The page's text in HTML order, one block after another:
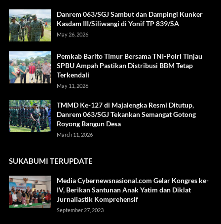
Danrem 063/SGJ Sambut dan Dampingi Kunker
Kasdam III/Siliwangi di Yonif TP 839/SA
May 26, 2026
Pemkab Barito Timur Bersama TNI-Polri Tinjau
SPBU Ampah Pastikan Distribusi BBM Tetap
Terkendali
May 11, 2026
TMMD Ke-127 di Majalengka Resmi Ditutup,
Danrem 063/SGJ Tekankan Semangat Gotong
Royong Bangun Desa
March 11, 2026
SUKABUMI TERUPDATE
Media Cybernewsnasional.com Gelar Kongres ke-
IV, Berikan Santunan Anak Yatim dan Diklat
Jurnaliastik Komprehensif
September 27, 2023